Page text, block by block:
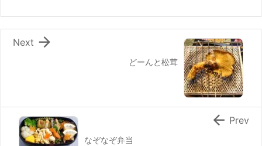
o
k
どーんと松茸

Next
なぞなぞ弁当
 Prev